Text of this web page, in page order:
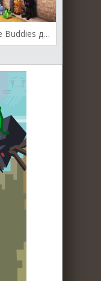
Plushie Buddies для Майнкрафт [1.20.1, 1.20]